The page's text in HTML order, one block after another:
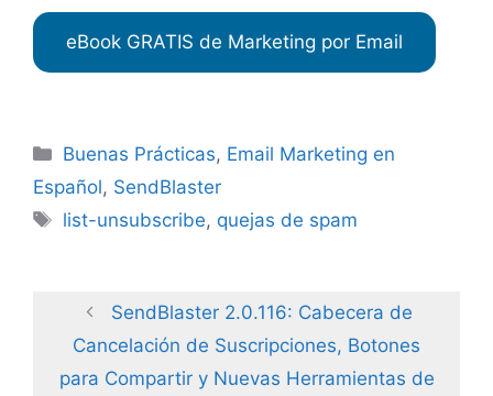
eBook GRATIS de Marketing por Email
Categories
Buenas Prácticas, Email Marketing en
Español, SendBlaster
Tags
list-unsubscribe, quejas de spam
SendBlaster 2.0.116: Cabecera de
Cancelación de Suscripciones, Botones
para Compartir y Nuevas Herramientas de